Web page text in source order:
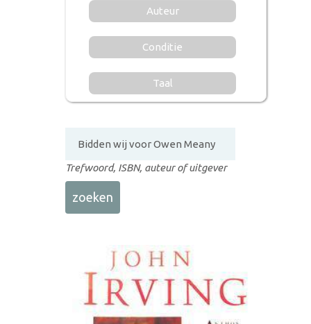
Auteur
Conditie
Taal
Trefwoord, ISBN, auteur of uitgever